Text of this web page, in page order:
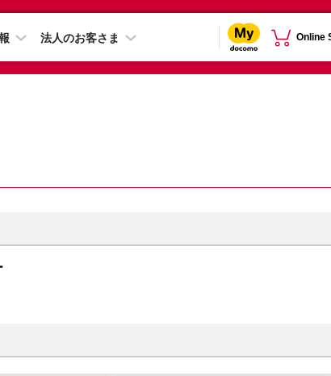
法人のお客さま Online